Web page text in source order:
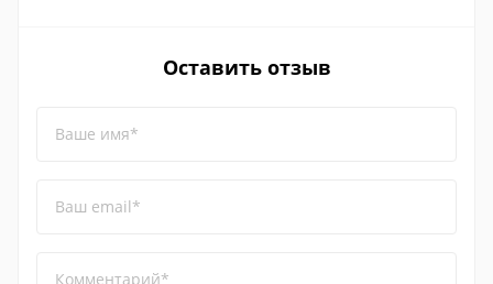
Оставить отзыв
Ваше имя*
Ваш email*
Комментарий*